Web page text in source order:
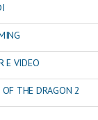
E VIDEO
OF THE DRAGON 2